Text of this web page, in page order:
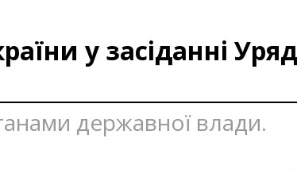
у засіданні
державної влади.